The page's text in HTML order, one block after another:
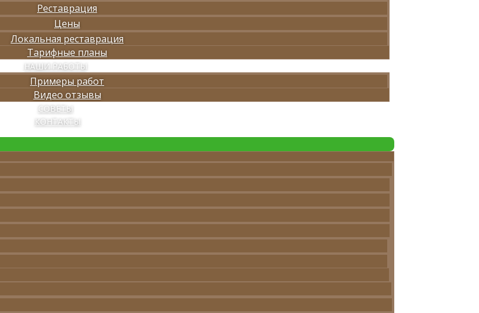
Реставрация
Цены
Локальная реставрация
Тарифные планы
НАШИ РАБОТЫ
Примеры работ
Видео отзывы
СОВЕТЫ
КОНТАКТЫ